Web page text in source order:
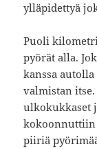
ylläpidettyä
Puoli
pyörät alla.
kanssa
valmistan
ulkokukkaset
kokoonnuttiin
piiriä